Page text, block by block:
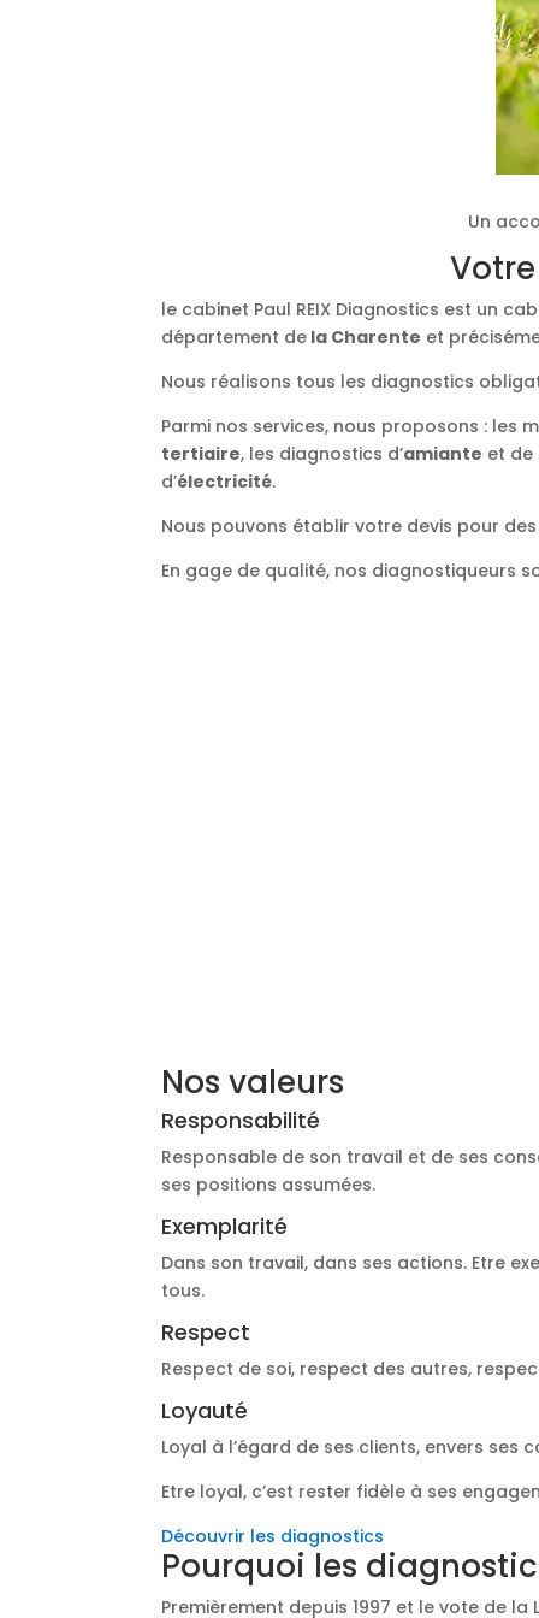
Un
le cabinet Paul REIX Diagnostics est un
département de la Charente et
Nous réalisons tous les diagnostics
Parmi nos services, nous proposons : les
tertiaire, les diagnostics d’amiante et de
d’électricité.
Nous pouvons établir votre devis pour
En gage de qualité, nos diagnostiqueurs
Nos valeurs
Responsabilité
Responsable de son travail et de ses
ses positions assumées.
Exemplarité
Dans son travail, dans ses actions. Etre
tous.
Respect
Respect de soi, respect des autres,
Loyauté
Loyal à l’égard de ses clients, envers
Etre loyal, c’est rester fidèle à ses
Découvrir les diagnostics
Pourquoi les
Premièrement depuis 1997 et le vote de